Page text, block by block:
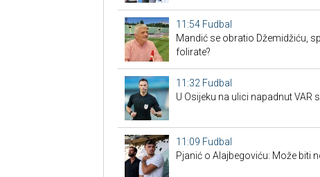
11:54 Fudbal
Mandić se obratio Džemidžiću,
folirate?
11:32 Fudbal
U Osijeku na ulici napadnut VAR
11:09 Fudbal
Pjanić o Alajbegoviću: Može biti